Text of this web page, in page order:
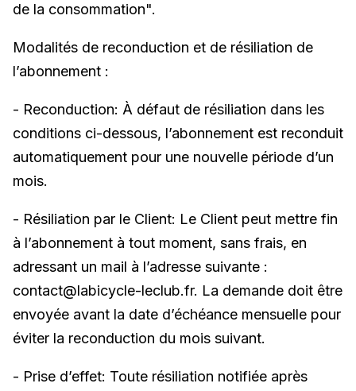
de la consommation".
Modalités de reconduction et de résiliation de
l’abonnement :
- Reconduction: À défaut de résiliation dans les
conditions ci-dessous, l’abonnement est reconduit
automatiquement pour une nouvelle période d’un
mois.
- Résiliation par le Client: Le Client peut mettre fin
à l’abonnement à tout moment, sans frais, en
adressant un mail à l’adresse suivante :
contact@labicycle-leclub.fr. La demande doit être
envoyée avant la date d’échéance mensuelle pour
éviter la reconduction du mois suivant.
- Prise d’effet: Toute résiliation notifiée après